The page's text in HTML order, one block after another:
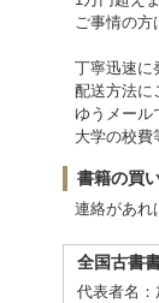
ご事情の方
丁寧迅速に
配送方法に
ゆうメール
大学の校費
書籍の買
連絡があれ
全国古書
代表者名